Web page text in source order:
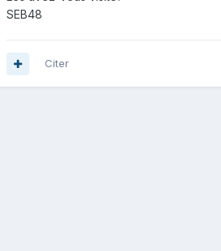
SEB48
Citer